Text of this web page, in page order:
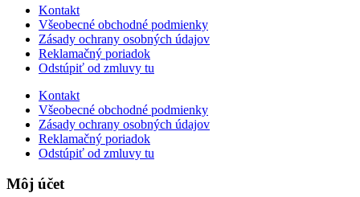
Kontakt
Všeobecné obchodné podmienky
Zásady ochrany osobných údajov
Reklamačný poriadok
Odstúpiť od zmluvy tu
Kontakt
Všeobecné obchodné podmienky
Zásady ochrany osobných údajov
Reklamačný poriadok
Odstúpiť od zmluvy tu
Môj účet